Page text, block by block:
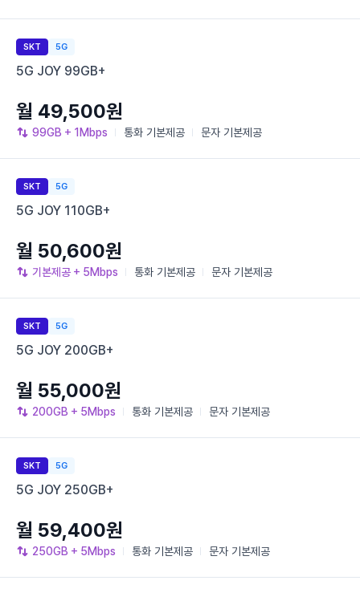
SKT 5G
5G JOY 99GB+
99GB + 1Mbps 통화 기본제공 문자 기본제공
월 49,500원
SKT 5G
5G JOY 110GB+
기본제공 + 5Mbps 통화 기본제공 문자 기본제공
월 50,600원
SKT 5G
5G JOY 200GB+
200GB + 5Mbps 통화 기본제공 문자 기본제공
월 55,000원
SKT 5G
5G JOY 250GB+
250GB + 5Mbps 통화 기본제공 문자 기본제공
월 59,400원